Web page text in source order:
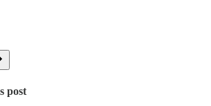
post